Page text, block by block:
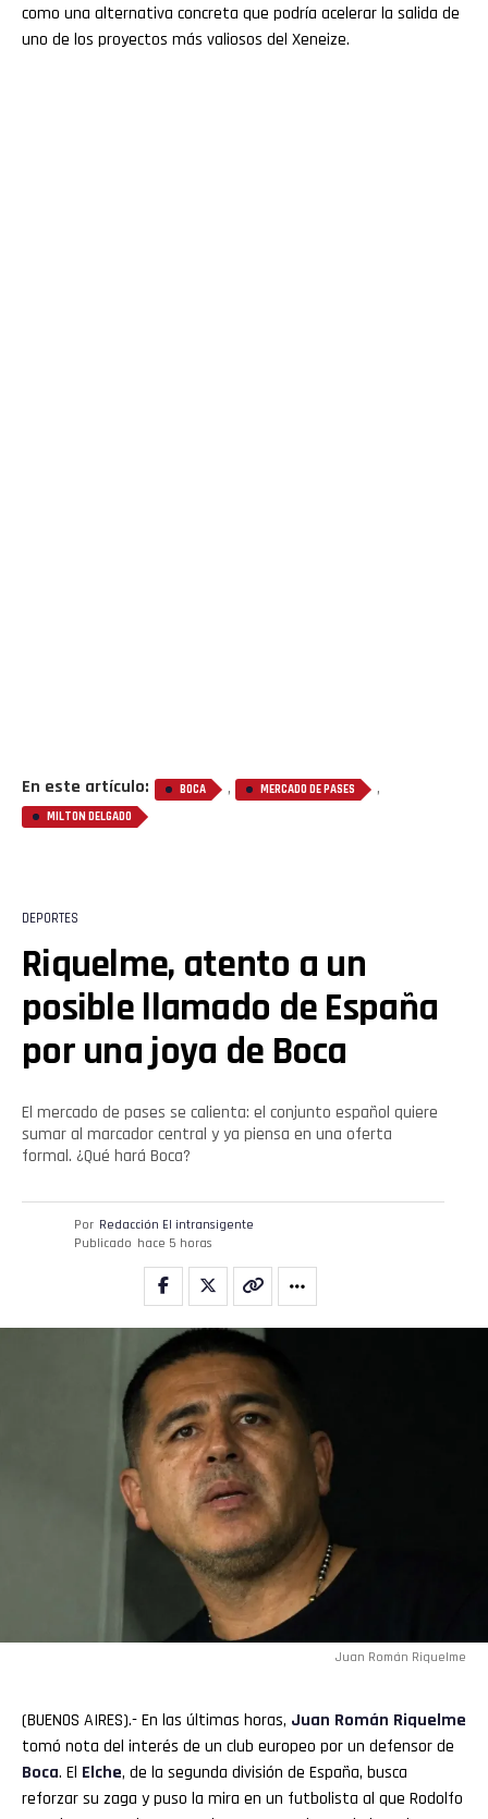
como una alternativa concreta que podría acelerar la salida de
uno de los proyectos más valiosos del Xeneize.
En este artículo: BOCA , MERCADO DE PASES ,
MILTON DELGADO
DEPORTES
Riquelme, atento a un
posible llamado de España
por una joya de Boca
El mercado de pases se calienta: el conjunto español quiere
sumar al marcador central y ya piensa en una oferta
formal. ¿Qué hará Boca?
Por Redacción El intransigente
Publicado hace 5 horas
Juan Román Riquelme
(BUENOS AIRES).- En las últimas horas, Juan Román Riquelme
tomó nota del interés de un club europeo por un defensor de
Boca. El Elche, de la segunda división de España, busca
reforzar su zaga y puso la mira en un futbolista al que Rodolfo